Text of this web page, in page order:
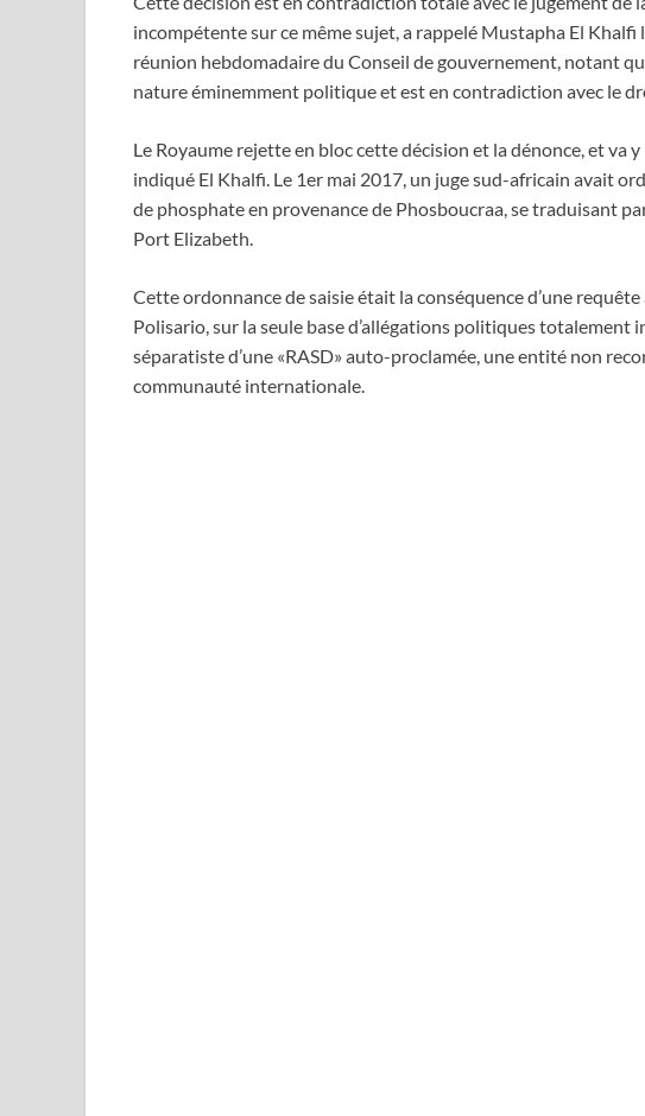
incompétente sur ce même sujet, a rappelé Mustapha El Khalfi
réunion hebdomadaire du Conseil de gouvernement, notant
nature éminemment politique et est en contradiction avec le
Le Royaume rejette en bloc cette décision et la dénonce, et va
indiqué El Khalfi. Le 1er mai 2017, un juge sud-africain avait
de phosphate en provenance de Phosboucraa, se traduisant
Port Elizabeth.
Cette ordonnance de saisie était la conséquence d’une
Polisario, sur la seule base d’allégations politiques totalement
séparatiste d’une «RASD» auto-proclamée, une entité non
communauté internationale.